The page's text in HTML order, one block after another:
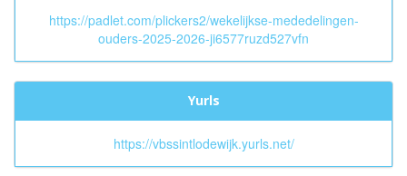
https://padlet.com/plickers2/wekelijkse-mededelingen-
ouders-2025-2026-ji6577ruzd527vfn
Yurls
https://vbssintlodewijk.yurls.net/